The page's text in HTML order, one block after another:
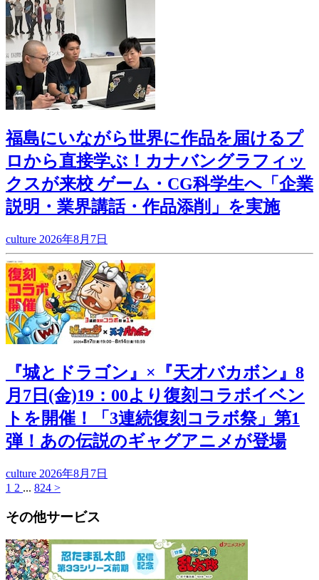
福島にいながら世界に作品を届けるプ
ロから直接学ぶ！カナバングラフィッ
クスが来校 ゲーム・CG科学生へ「企業
説明・業界講話・作品添削」を実施
culture 2026年8月7日
『城とドラゴン』×『天才バカボン』8
月7日(金)19：00より復刻コラボイベン
トを開催！「3連続復刻コラボ祭」第1
弾！あの伝説のギャグアニメが登場
culture 2026年8月7日
1 2 ... 824 >
その他サービス